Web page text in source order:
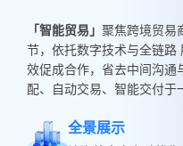
中国企业拓展
作为首家登陆莫斯科交易所
俄罗斯强大的本土运营团队
业提供 出海准备、买家
业伙伴
作为中俄政府投资合作委员
境外客户资源与合规高效运
语区市场，实现与终端客户
「智能贸易」 聚焦跨境贸易
节，依托数字技术与全链路
效促成合作，省去中间沟通
配、自动交易、智能交付于
全景展示